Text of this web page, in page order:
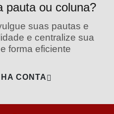
pauta ou coluna?
suas pautas e
e centralize sua
forma eficiente
CONTA